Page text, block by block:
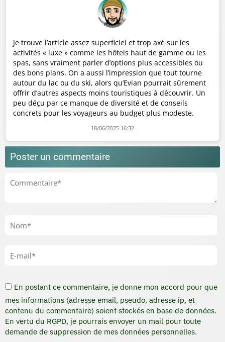
Je trouve l’article assez superficiel et trop axé sur les
activités « luxe » comme les hôtels haut de gamme ou les
spas, sans vraiment parler d’options plus accessibles ou
des bons plans. On a aussi l’impression que tout tourne
autour du lac ou du ski, alors qu’Evian pourrait sûrement
offrir d’autres aspects moins touristiques à découvrir. Un
peu déçu par ce manque de diversité et de conseils
concrets pour les voyageurs au budget plus modeste.
18/06/2025 16:32
Poster un commentaire
En postant ce commentaire, je donne mon accord pour que
mes informations (adresse email, pseudo, adresse ip, et
contenu du commentaire) soient stockés en base de données.
En vertu du RGPD, je pourrais envoyer un mail pour toute
demande de suppression de mes données personnelles.